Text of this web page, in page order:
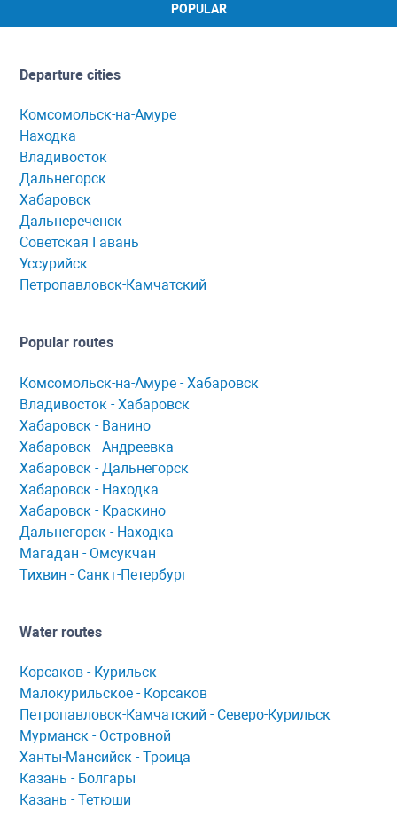
POPULAR
Departure cities
Комсомольск-на-Амуре
Находка
Владивосток
Дальнегорск
Хабаровск
Дальнереченск
Советская Гавань
Уссурийск
Петропавловск-Камчатский
Popular routes
Комсомольск-нa-Амуре - Хaбaровск
Владивосток - Хабаровск
Хaбaровск - Ванино
Хабаровск - Андреевка
Хабаровск - Дальнегорск
Хабаровск - Находка
Хабаровск - Краскино
Дальнегорск - Находка
Мaгaдaн - Омсукчaн
Тихвин - Сaнкт-Петербург
Water routes
Корсaков - Курильск
Мaлокурильское - Корсaков
Петропaвловск-Кaмчaтский - Северо-Курильск
Мурманск - Островной
Ханты-Мансийск - Троица
Казань - Болгары
Казань - Тетюши